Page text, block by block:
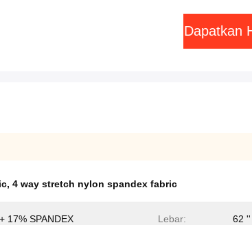
Dapatkan
, 4 way stretch nylon spandex fabric
17% SPANDEX Lebar: 62 ''